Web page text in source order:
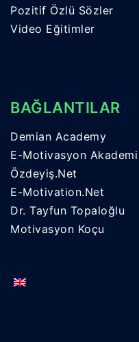
Pozitif Özlü Sözler
Video Eğitimler
BAĞLANTILAR
Demian Academy
E-Motivasyon Akademi
Özdeyiş.Net
E-Motivation.Net
Dr. Tayfun Topaloğlu
Motivasyon Koçu